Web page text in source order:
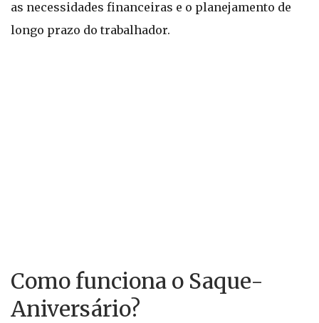
as necessidades financeiras e o planejamento de
longo prazo do trabalhador.
Como funciona o Saque-
Aniversário?